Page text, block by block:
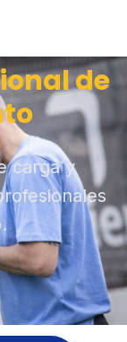
de
carga y